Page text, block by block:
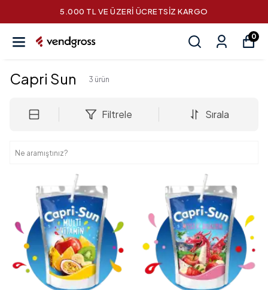
5.000 TL VE ÜZERİ ÜCRETSİZ KARGO
0
Capri Sun​ 3 ürün
Filtrele Sırala